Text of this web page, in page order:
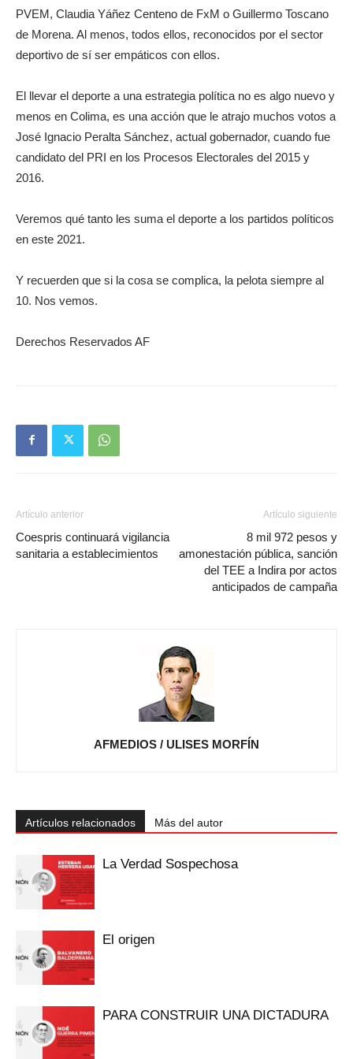
PVEM, Claudia Yáñez Centeno de FxM o Guillermo Toscano
de Morena. Al menos, todos ellos, reconocidos por el sector
deportivo de sí ser empáticos con ellos.
El llevar el deporte a una estrategia política no es algo nuevo y
menos en Colima, es una acción que le atrajo muchos votos a
José Ignacio Peralta Sánchez, actual gobernador, cuando fue
candidato del PRI en los Procesos Electorales del 2015 y
2016.
Veremos qué tanto les suma el deporte a los partidos políticos
en este 2021.
Y recuerden que si la cosa se complica, la pelota siempre al
10. Nos vemos.
Derechos Reservados AF
Artículo anterior
Coespris continuará vigilancia
sanitaria a establecimientos
Artículo siguiente
8 mil 972 pesos y
amonestación pública, sanción
del TEE a Indira por actos
anticipados de campaña
AFMEDIOS / ULISES MORFÍN
Artículos relacionados Más del autor
La Verdad Sospechosa
El origen
PARA CONSTRUIR UNA DICTADURA